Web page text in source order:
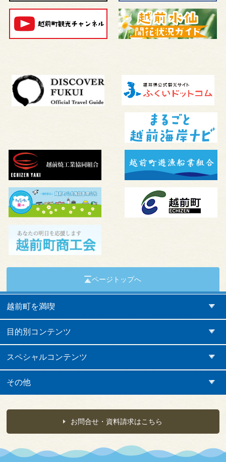
ページトップへ
越前町を満喫
目的別コンテンツ
スペシャルコンテンツ
その他
お問合せ・資料請求はこちら